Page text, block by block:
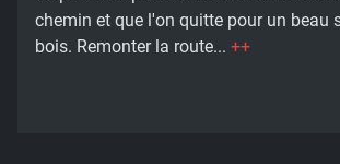
chemin et que l'on quitte pour un beau
bois. Remonter la route... ++